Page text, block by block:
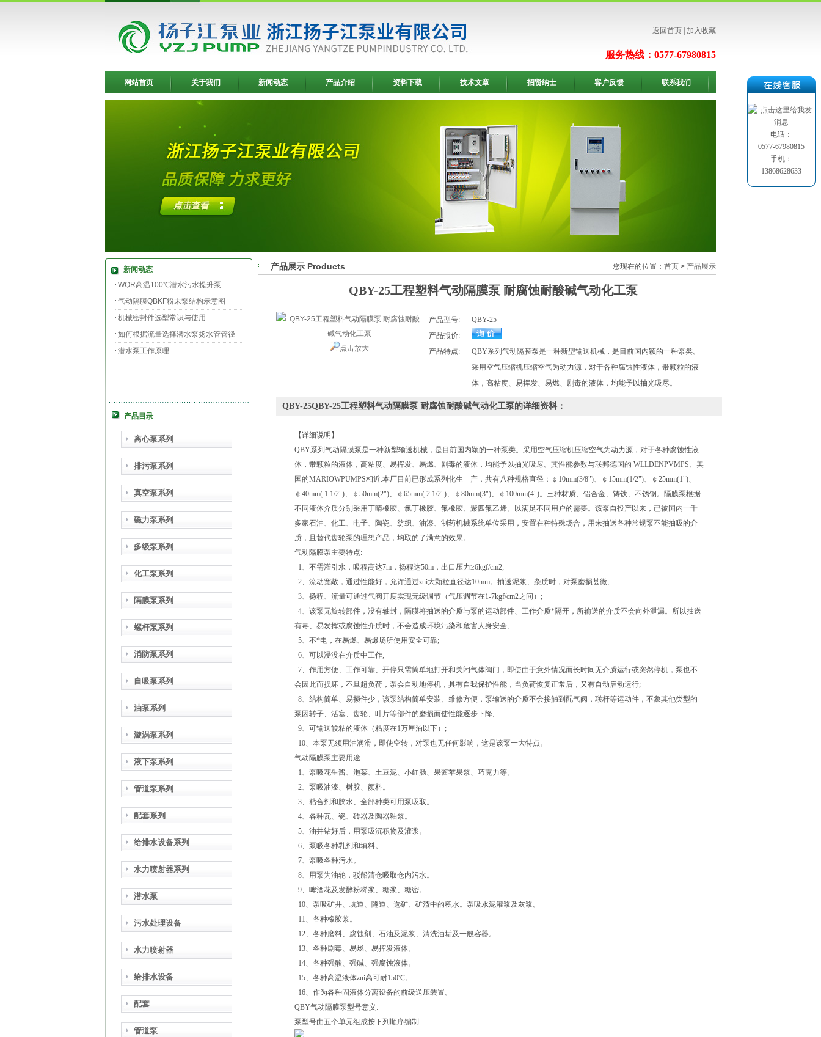
返回首页 加入收藏
服务热线：0577-67980815
网站首页 关于我们 新闻动态 产品介绍 资料下载 技术文章 招贤纳士 客户反馈 联系我们
新闻动态
WQR高温100℃潜水污水提升泵
气动隔膜QBKF粉末泵结构示意图
机械密封件选型常识与使用
如何根据流量选择潜水泵扬水管管径
潜水泵工作原理
产品目录
离心泵系列
排污泵系列
真空泵系列
磁力泵系列
多级泵系列
化工泵系列
隔膜泵系列
螺杆泵系列
消防泵系列
自吸泵系列
油泵系列
漩涡泵系列
液下泵系列
管道泵系列
配套系列
给排水设备系列
水力喷射器系列
潜水泵
污水处理设备
水力喷射器
给排水设备
配套
管道泵
产品展示 Products 您现在的位置： 首页 > 产品展示
QBY-25工程塑料气动隔膜泵 耐腐蚀耐酸碱气动化工泵
点击放大
产品型号:
QBY-25
产品报价:
产品特点:
QBY系列气动隔膜泵是一种新型输送机械，是目前国内颖的一种泵类。
采用空气压缩机压缩空气为动力源，对于各种腐蚀性液体，带颗粒的液
体，高粘度、易挥发、易燃、剧毒的液体，均能予以抽光吸尽。
QBY-25QBY-25工程塑料气动隔膜泵 耐腐蚀耐酸碱气动化工泵的详细资料：
【详细说明】
QBY系列气动隔膜泵是一种新型输送机械，是目前国内颖的一种泵类。采用空气压缩机压缩空气为动力源，对于各种腐蚀性液
体，带颗粒的液体，高粘度、易挥发、易燃、剧毒的液体，均能予以抽光吸尽。其性能参数与联邦德国的 WLLDENPVMPS、美
国的MARIOWPUMPS相近.本厂目前已形成系列化生 产，共有八种规格直径：￠10mm(3/8")、￠15mm(1/2")、￠25mm(1")、
￠40mm( 1 1/2")、￠50mm(2")、￠65mm( 2 1/2")、￠80mm(3")、￠100mm(4")。三种材质、铝合金、铸铁、不锈钢。隔膜泵根据
不同液体介质分别采用丁晴橡胶、氯丁橡胶、氟橡胶、聚四氟乙烯。以满足不同用户的需要。该泵自投产以来，已被国内一千
多家石油、化工、电子、陶瓷、纺织、油漆、制药机械系统单位采用，安置在种特殊场合，用来抽送各种常规泵不能抽吸的介
质，且替代齿轮泵的理想产品，均取的了满意的效果。
气动隔膜泵主要特点:
1、不需灌引水，吸程高达7m，扬程达50m，出口压力≥6kgf/cm2;
2、流动宽敞，通过性能好，允许通过zui大颗粒直径达10mm。抽送泥浆、杂质时，对泵磨损甚微;
3、扬程、流量可通过气阀开度实现无级调节（气压调节在1-7kgf/cm2之间）;
4、该泵无旋转部件，没有轴封，隔膜将抽送的介质与泵的运动部件、工作介质*隔开，所输送的介质不会向外泄漏。所以抽送
有毒、易发挥或腐蚀性介质时，不会造成环境污染和危害人身安全;
5、不*电，在易燃、易爆场所使用安全可靠;
6、可以浸没在介质中工作;
7、作用方便、工作可靠、开停只需简单地打开和关闭气体阀门，即使由于意外情况而长时间无介质运行或突然停机，泵也不
会因此而损坏，不旦超负荷，泵会自动地停机，具有自我保护性能，当负荷恢复正常后，又有自动启动运行;
8、结构简单、易损件少，该泵结构简单安装、维修方便，泵输送的介质不会接触到配气阀，联杆等运动件，不象其他类型的
泵因转子、活塞、齿轮、叶片等部件的磨损而使性能逐步下降;
9、可输送较粘的液体（粘度在1万厘泊以下）;
10、本泵无须用油润滑，即使空转，对泵也无任何影响，这是该泵一大特点。
气动隔膜泵主要用途
1、泵吸花生酱、泡菜、土豆泥、小红肠、果酱苹果浆、巧克力等。
2、泵吸油漆、树胶、颜料。
3、粘合剂和胶水、全部种类可用泵吸取。
4、各种瓦、瓷、砖器及陶器釉浆。
5、油井钻好后，用泵吸沉积物及灌浆。
6、泵吸各种乳剂和填料。
7、泵吸各种污水。
8、用泵为油轮，驳船清仓吸取仓内污水。
9、啤酒花及发酵粉稀浆、糖浆、糖密。
10、泵吸矿井、坑道、隧道、选矿、矿渣中的积水。泵吸水泥灌浆及灰浆。
11、各种橡胶浆。
12、各种磨料、腐蚀剂、石油及泥浆、清洗油垢及一般容器。
13、各种剧毒、易燃、易挥发液体。
14、各种强酸、强碱、强腐蚀液体。
15、各种高温液体zui高可耐150℃。
16、作为各种固液体分离设备的前级送压装置。
QBY气动隔膜泵型号意义:
泵型号由五个单元组成按下列顺序编制
电话：
0577-67980815
手机：
13868628633